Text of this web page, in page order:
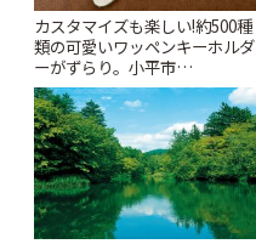
カスタマイズも楽しい!約500種
類の可愛いワッペンキーホルダ
ーがずらり。小平市
「Kimamaya T&K」 | ことりっ
ぷ